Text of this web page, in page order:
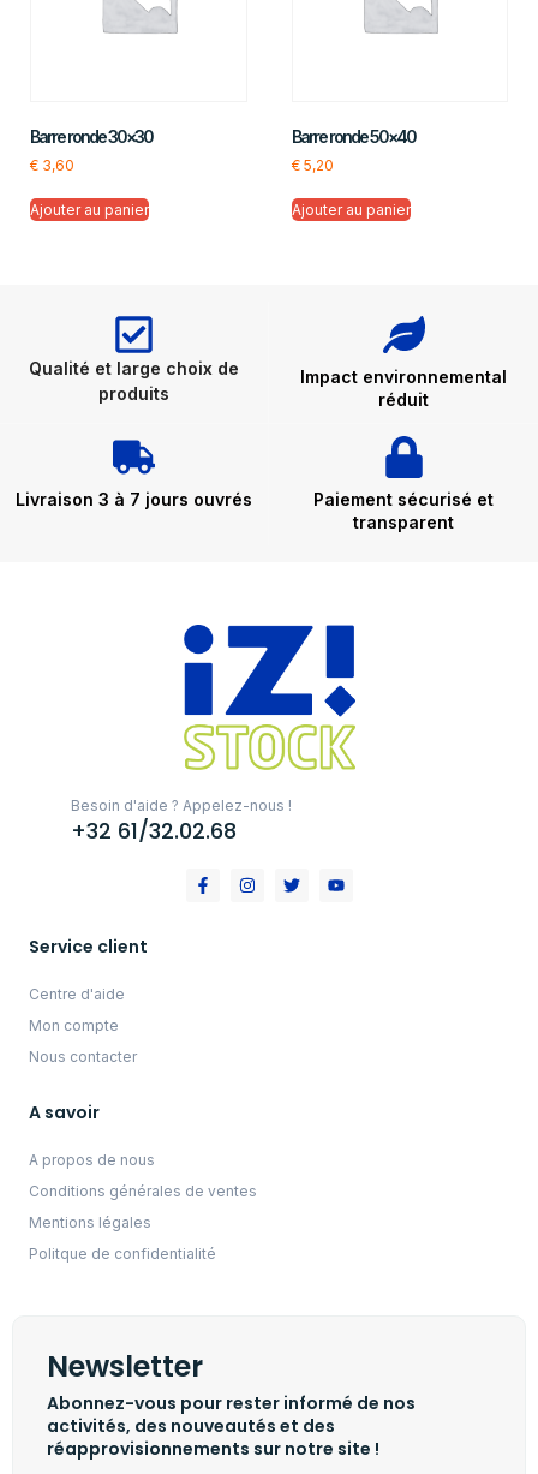
Barre ronde 30×30
€ 3,60
Ajouter au panier
Barre ronde 50×40
€5,20
Ajouter au panier
Qualité et large choix de
produits
Impact environnemental
réduit
Livraison 3 à 7 jours ouvrés
Paiement sécurisé et
transparent
Besoin d'aide ? Appelez-nous !
+32 61/32.02.68
Service client
Centre d'aide
Mon compte
Nous contacter
A savoir
A propos de nous
Conditions générales de ventes
Mentions légales
Politque de confidentialité
Newsletter
Abonnez-vous pour rester informé de nos
activités, des nouveautés et des
réapprovisionnements sur notre site !